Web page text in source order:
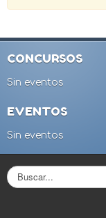
CONCURSOS
Sin eventos
EVENTOS
Sin eventos
B
u